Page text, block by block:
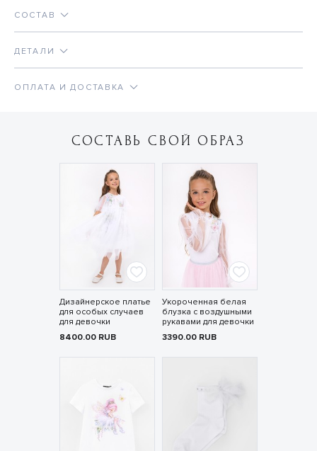
СОСТАВ
ДЕТАЛИ
ОПЛАТА И ДОСТАВКА
СОСТАВЬ СВОЙ ОБРАЗ
Дизайнерское платье
для особых случаев
для девочки
8400.00 RUB
Укороченная белая
блузка с воздушными
рукавами для девочки
3390.00 RUB